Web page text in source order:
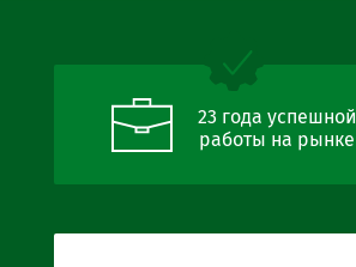
23 года успешной
работы на рынке